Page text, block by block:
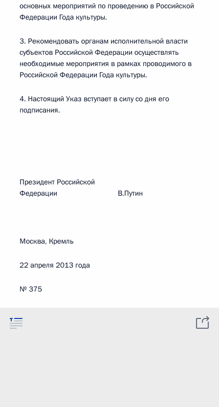
основных мероприятий по проведению в Российской
Федерации Года культуры.
3. Рекомендовать органам исполнительной власти
субъектов Российской Федерации осуществлять
необходимые мероприятия в рамках проводимого в
Российской Федерации Года культуры.
4. Настоящий Указ вступает в силу со дня его
подписания.
Президент Российской
Федерации В.Путин
Москва, Кремль
22 апреля 2013 года
№ 375